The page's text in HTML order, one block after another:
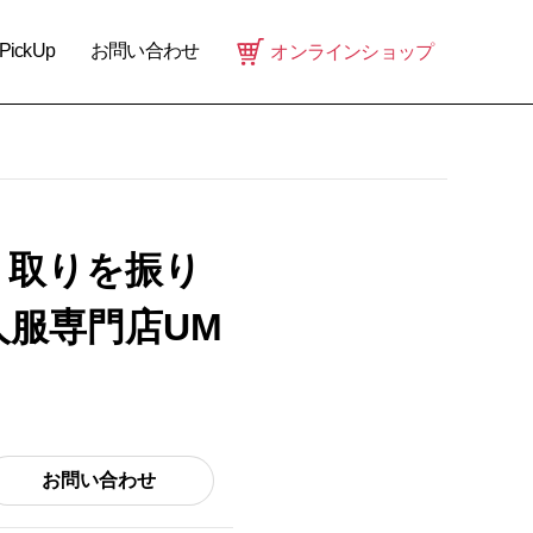
お問い合わせ オンラインショップ
りを振り
専門店UM
お問い合わせ